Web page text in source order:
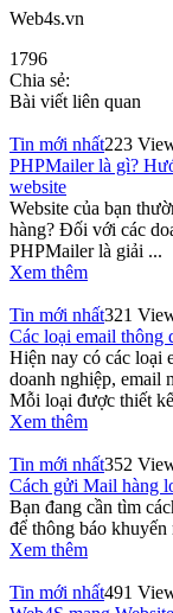
Web4s.vn
1796
Chia sẻ:
Bài viết liên quan
Tin mới nhất223
PHPMailer là gì?
website
Website của bạn
hàng? Đối với các
PHPMailer là giải ...
Xem thêm
Tin mới nhất321
Các loại email thông
Hiện nay có các loại
doanh nghiệp, email
Mỗi loại được thiết
Xem thêm
Tin mới nhất352
Cách gửi Mail hàng
Bạn đang cần tìm
để thông báo khuyến
Xem thêm
Tin mới nhất491